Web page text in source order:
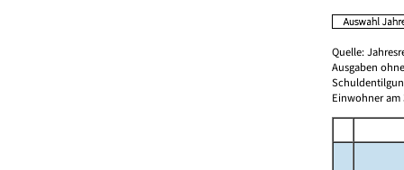
Quelle:
Ausgaben
Einwohner am